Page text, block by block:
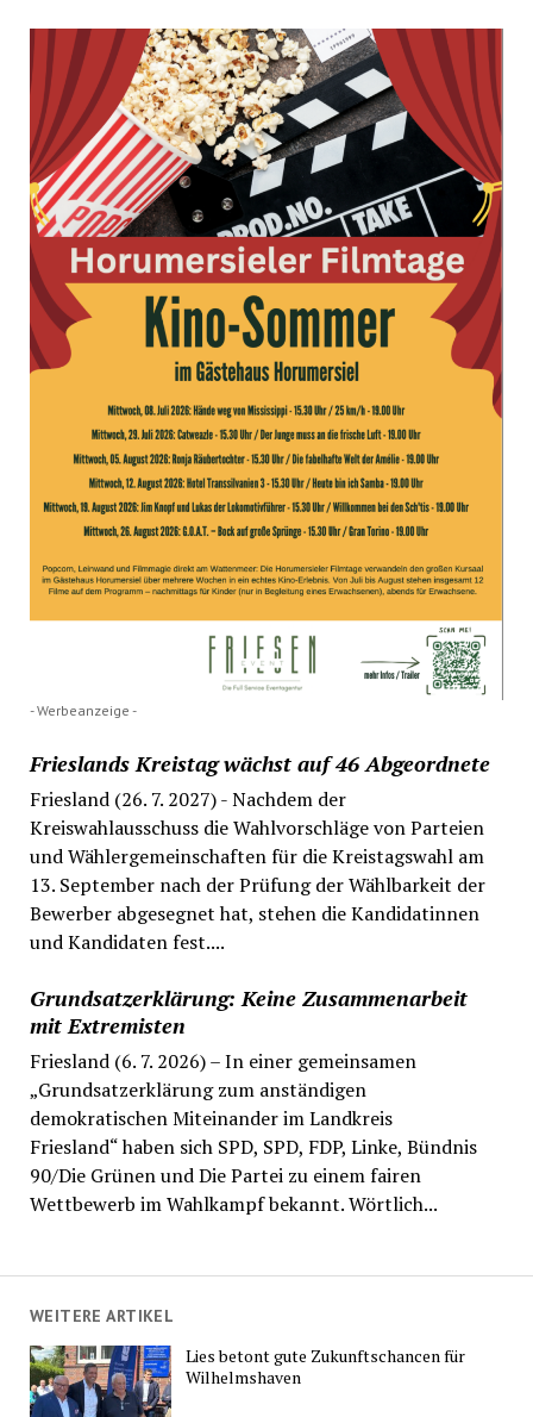
- Werbeanzeige -
Frieslands Kreistag wächst auf 46 Abgeordnete
Friesland (26. 7. 2027) - Nachdem der
Kreiswahlausschuss die Wahlvorschläge von Parteien
und Wählergemeinschaften für die Kreistagswahl am
13. September nach der Prüfung der Wählbarkeit der
Bewerber abgesegnet hat, stehen die Kandidatinnen
und Kandidaten fest....
Grundsatzerklärung: Keine Zusammenarbeit
mit Extremisten
Friesland (6. 7. 2026) – In einer gemeinsamen
„Grundsatzerklärung zum anständigen
demokratischen Miteinander im Landkreis
Friesland“ haben sich SPD, SPD, FDP, Linke, Bündnis
90/Die Grünen und Die Partei zu einem fairen
Wettbewerb im Wahlkampf bekannt. Wörtlich...
WEITERE ARTIKEL
Lies betont gute Zukunftschancen für
Wilhelmshaven